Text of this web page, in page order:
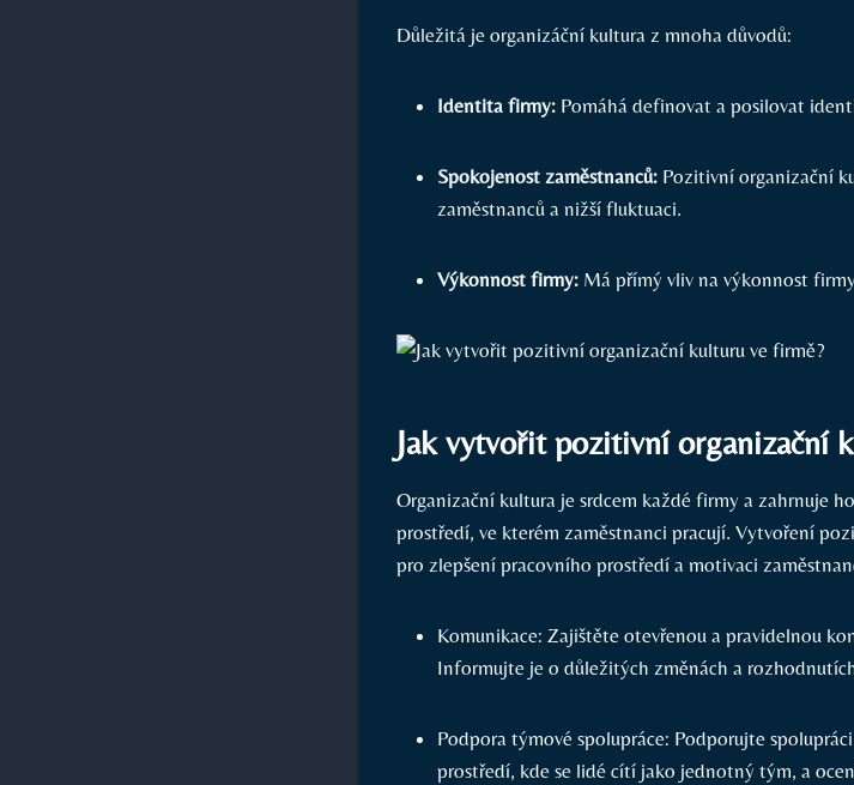
Důležitá je organizáční kultura z mnoha důvodů:
Identita firmy: Pomáhá definovat a posilovat
Spokojenost zaměstnanců: Pozitivní organizační
zaměstnanců a nižší fluktuaci.
Výkonnost firmy: Má přímý vliv na výkonnost
Jak vytvořit pozitivní organizační
Organizační kultura je srdcem každé firmy a zahrnuje
prostředí, ve kterém zaměstnanci pracují. Vytvoření
pro zlepšení pracovního prostředí a motivaci
Komunikace: Zajištěte otevřenou a pravidelnou
Informujte je o důležitých změnách a
Podpora týmové spolupráce: Podporujte
prostředí, kde se lidé cítí jako jednotný tým, a